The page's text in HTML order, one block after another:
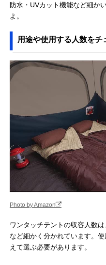
防水・UVカット機能など細か
よ。
用途や使用する人数をチ
Photo by Amazon
ワンタッチテントの収容人数
など細かく分かれています。
えて選ぶ必要があります。